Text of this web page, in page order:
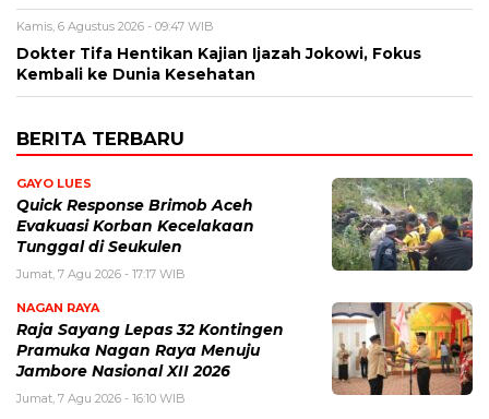
Kamis, 6 Agustus 2026 - 09:47 WIB
Dokter Tifa Hentikan Kajian Ijazah Jokowi, Fokus
Kembali ke Dunia Kesehatan
BERITA TERBARU
GAYO LUES
Quick Response Brimob Aceh
Evakuasi Korban Kecelakaan
Tunggal di Seukulen
Jumat, 7 Agu 2026 - 17:17 WIB
NAGAN RAYA
Raja Sayang Lepas 32 Kontingen
Pramuka Nagan Raya Menuju
Jambore Nasional XII 2026
Jumat, 7 Agu 2026 - 16:10 WIB